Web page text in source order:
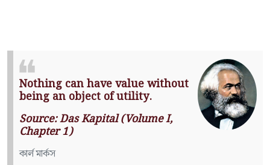
Nothing can have value without
being an object of utility.
Source: Das Kapital (Volume I,
Chapter 1)
কার্ল মার্কস